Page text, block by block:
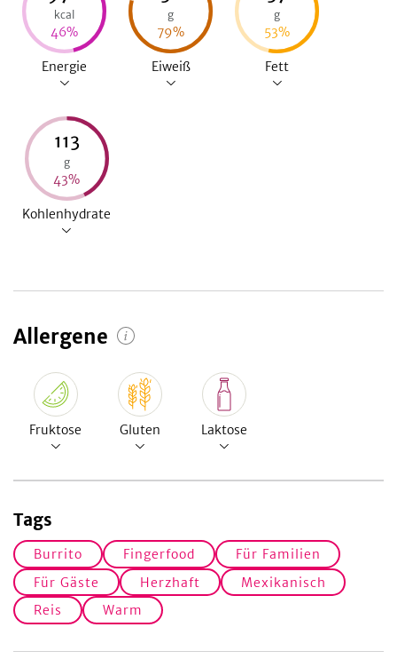
kcal
46%
Energie
g
79%
Eiweiß
g
53%
Fett
113
g
43%
Kohlenhydrate
Allergene
Fruktose Gluten Laktose
Tags
Burrito Fingerfood
Für Familien
Für Gäste
Herzhaft
Mexikanisch
Reis
Warm